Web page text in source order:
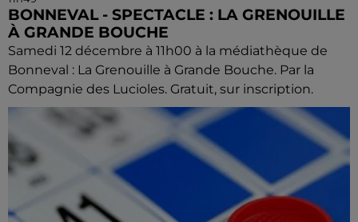
BONNEVAL - SPECTACLE : LA GRENOUILLE
À GRANDE BOUCHE
Samedi 12 décembre à 11h00 à la médiathèque de
Bonneval : La Grenouille à Grande Bouche. Par la
Compagnie des Lucioles. Gratuit, sur inscription.